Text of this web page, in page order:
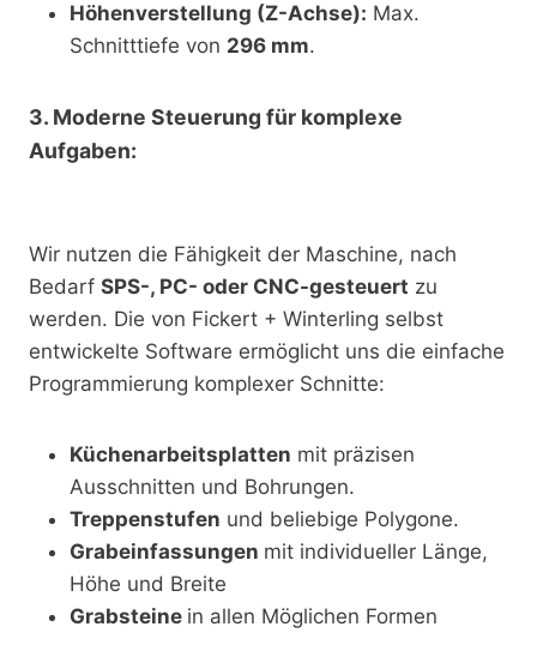
Höhenverstellung (Z-Achse): Max.
Schnitttiefe von 296 mm.
3. Moderne Steuerung für komplexe
Aufgaben:
Wir nutzen die Fähigkeit der Maschine, nach
Bedarf SPS-, PC- oder CNC-gesteuert zu
werden. Die von Fickert + Winterling selbst
entwickelte Software ermöglicht uns die einfache
Programmierung komplexer Schnitte:
Küchenarbeitsplatten mit präzisen
Ausschnitten und Bohrungen.
Treppenstufen und beliebige Polygone.
Grabeinfassungen mit individueller Länge,
Höhe und Breite
Grabsteine in allen Möglichen Formen